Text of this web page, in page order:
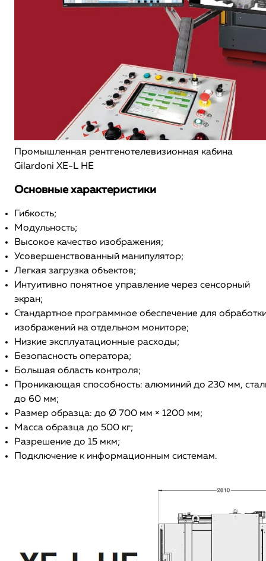
Промышленная рентгенотелевизионная кабина
Gilardoni XE-L HE
Основные характеристики
Гибкость;
Модульность;
Высокое качество изображения;
Усовершенствованный манипулятор;
Легкая загрузка объектов;
Интуитивно понятное управление через сенсорный
экран;
Стандартное программное обеспечение для
изображений на отдельном мониторе;
Низкие эксплуатационные расходы;
Безопасность оператора;
Большая область контроля;
Проникающая способность: алюминий до 230 мм,
до 60 мм;
Размер образца: до Ø 700 мм × 1200 мм;
Масса образца до 500 кг;
Разрешение до 15 мкм;
Подключение к информационным системам.